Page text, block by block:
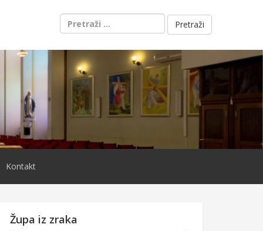
Pretraži:
Kontakt
Župa iz zraka